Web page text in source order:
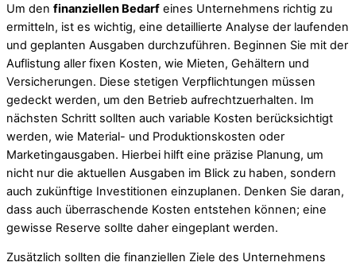
Um den finanziellen Bedarf eines Unternehmens richtig zu
ermitteln, ist es wichtig, eine detaillierte Analyse der laufenden
und geplanten Ausgaben durchzuführen. Beginnen Sie mit der
Auflistung aller fixen Kosten, wie Mieten, Gehältern und
Versicherungen. Diese stetigen Verpflichtungen müssen
gedeckt werden, um den Betrieb aufrechtzuerhalten. Im
nächsten Schritt sollten auch variable Kosten berücksichtigt
werden, wie Material- und Produktionskosten oder
Marketingausgaben. Hierbei hilft eine präzise Planung, um
nicht nur die aktuellen Ausgaben im Blick zu haben, sondern
auch zukünftige Investitionen einzuplanen. Denken Sie daran,
dass auch überraschende Kosten entstehen können; eine
gewisse Reserve sollte daher eingeplant werden.
Zusätzlich sollten die finanziellen Ziele des Unternehmens